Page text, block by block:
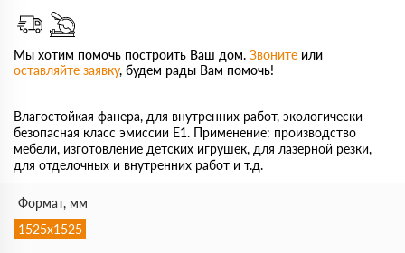
Мы хотим помочь построить Ваш дом. Звоните или
оставляйте заявку, будем рады Вам помочь!
Влагостойкая фанера, для внутренних работ, экологически
безопасная класс эмиссии Е1. Применение: производство
мебели, изготовление детских игрушек, для лазерной резки,
для отделочных и внутренних работ и т.д.
Формат, мм
1525х1525